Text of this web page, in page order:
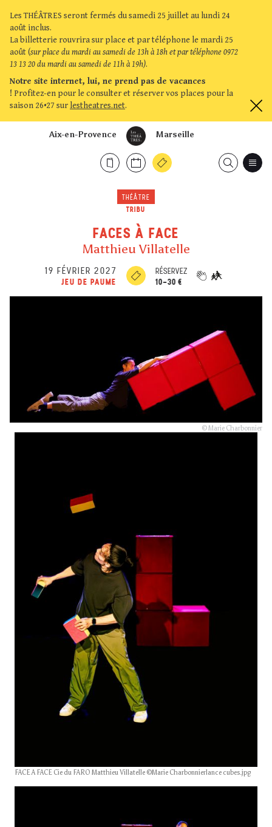
Les THÉÂTRES seront fermés du samedi 25 juillet au lundi 24
août inclus.
La billetterie rouvrira sur place et par téléphone le mardi 25
août (sur place du mardi au samedi de 13h à 18h et par téléphone 0972
13 13 20 du mardi au samedi de 11h à 19h).
Notre site internet, lui, ne prend pas de vacances
! Profitez-en pour le consulter et réserver vos places pour la
saison 26•27 sur lestheatres.net.
Marseille
Aix-en-Provence
THÉÂTRE
TRIBU
FACES À FACE
Matthieu Villatelle
19 FÉVRIER 2027
JEU DE PAUME
RÉSERVEZ
10-30 €
© Marie Charbonnier
FACE A FACE Cie du FARO Matthieu Villatelle ©Marie Charbonnierlance cubes.jpg